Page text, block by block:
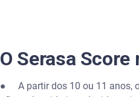
O Serasa
● A partir dos 10 ou 11 anos,